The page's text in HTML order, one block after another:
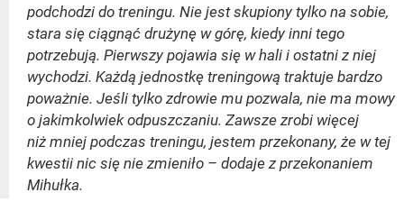
podchodzi do treningu. Nie jest skupiony tylko na sobie,
stara się ciągnąć drużynę w górę, kiedy inni tego
potrzebują. Pierwszy pojawia się w hali i ostatni z niej
wychodzi. Każdą jednostkę treningową traktuje bardzo
poważnie. Jeśli tylko zdrowie mu pozwala, nie ma mowy
o jakimkolwiek odpuszczaniu. Zawsze zrobi więcej
niż mniej podczas treningu, jestem przekonany, że w tej
kwestii nic się nie zmieniło – dodaje z przekonaniem
Mihułka.